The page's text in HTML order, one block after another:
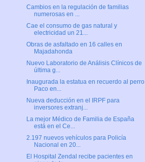
Cambios en la regulación de familias
numerosas en ...
Cae el consumo de gas natural y
electricidad un 21...
Obras de asfaltado en 16 calles en
Majadahonda
Nuevo Laboratorio de Análisis Clínicos de
última g...
Inaugurada la estatua en recuerdo al perro
Paco en...
Nueva deducción en el IRPF para
inversores extranj...
La mejor Médico de Familia de España
está en el Ce...
2.197 nuevos vehículos para Policía
Nacional en 20...
El Hospital Zendal recibe pacientes en